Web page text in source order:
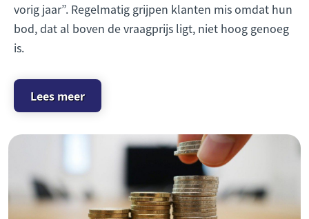
vorig jaar”. Regelmatig grijpen klanten mis omdat hun
bod, dat al boven de vraagprijs ligt, niet hoog genoeg
is.
Lees meer